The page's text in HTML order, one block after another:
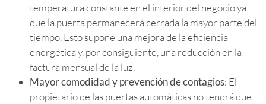
temperatura constante en el interior del negocio ya
que la puerta permanecerá cerrada la mayor parte del
tiempo. Esto supone una mejora de la eficiencia
energética y, por consiguiente, una reducción en la
factura mensual de la luz.
Mayor comodidad y prevención de contagios: El
propietario de las puertas automáticas no tendrá que